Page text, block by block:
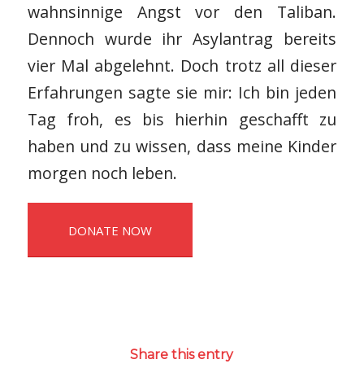
wahnsinnige Angst vor den Taliban.
Dennoch wurde ihr Asylantrag bereits
vier Mal abgelehnt. Doch trotz all dieser
Erfahrungen sagte sie mir: Ich bin jeden
Tag froh, es bis hierhin geschafft zu
haben und zu wissen, dass meine Kinder
morgen noch leben.
DONATE NOW
Share this entry